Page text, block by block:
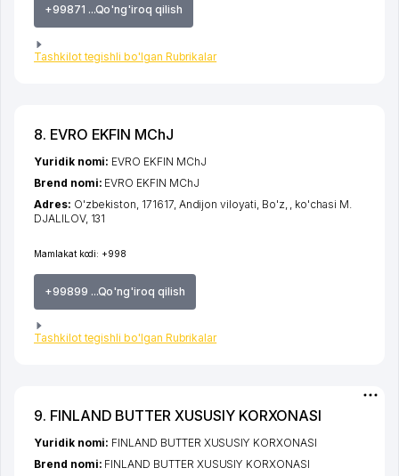
+99871 ...Qo'ng'iroq qilish
Tashkilot tegishli bo'lgan Rubrikalar
8. EVRO EKFIN MChJ
Mamlakat kodi: +998
+99899 ...Qo'ng'iroq qilish
Tashkilot tegishli bo'lgan Rubrikalar
Yuridik nomi: EVRO EKFIN MChJ
Brend nomi: EVRO EKFIN MChJ
Adres: O'zbekiston, 171617, Andijon viloyati Bo'z
ko'chasi M.
DJALILOV, 131
9. FINLAND BUTTER XUSUSIY KORXONASI
Yuridik nomi: FINLAND BUTTER XUSUSIY KORXONASI
Brend nomi: FINLAND BUTTER XUSUSIY KORXONASI